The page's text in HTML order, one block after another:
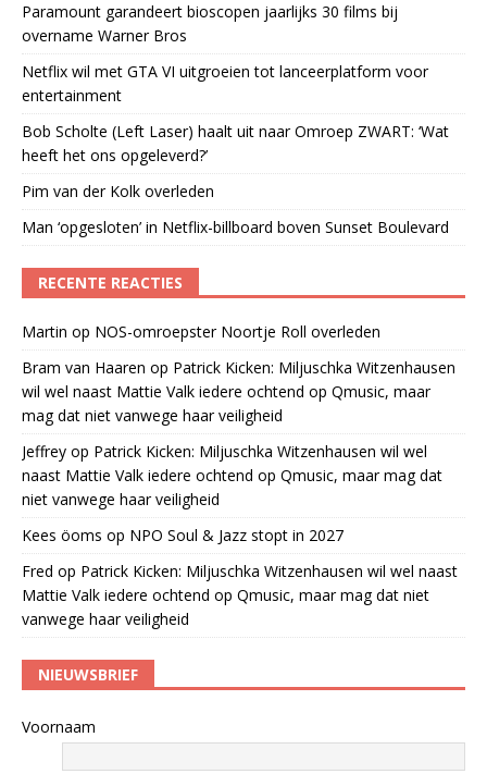
Paramount garandeert bioscopen jaarlijks 30 films bij
overname Warner Bros
Netflix wil met GTA VI uitgroeien tot lanceerplatform voor
entertainment
Bob Scholte (Left Laser) haalt uit naar Omroep ZWART: ‘Wat
heeft het ons opgeleverd?’
Pim van der Kolk overleden
Man ‘opgesloten’ in Netflix-billboard boven Sunset Boulevard
RECENTE REACTIES
Martin op NOS-omroepster Noortje Roll overleden
Bram van Haaren op Patrick Kicken: Miljuschka Witzenhausen
wil wel naast Mattie Valk iedere ochtend op Qmusic, maar
mag dat niet vanwege haar veiligheid
Jeffrey op Patrick Kicken: Miljuschka Witzenhausen wil wel
naast Mattie Valk iedere ochtend op Qmusic, maar mag dat
niet vanwege haar veiligheid
Kees öoms op NPO Soul & Jazz stopt in 2027
Fred op Patrick Kicken: Miljuschka Witzenhausen wil wel naast
Mattie Valk iedere ochtend op Qmusic, maar mag dat niet
vanwege haar veiligheid
NIEUWSBRIEF
Voornaam